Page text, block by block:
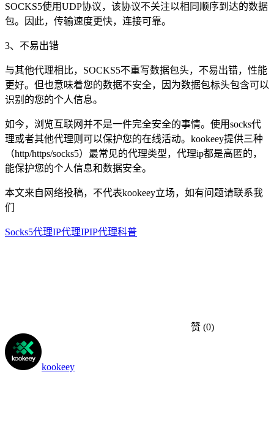
SOCKS5使用UDP协议，该协议不关注以相同顺序到达的数据
包。因此，传输速度更快，连接可靠。
3、不易出错
与其他代理相比，SOCKS5不重写数据包头，不易出错，性能
更好。但也意味着您的数据不安全，因为数据包标头包含可以
识别的您的个人信息。
如今，浏览互联网并不是一件完全安全的事情。使用socks代
理或者其他代理则可以保护您的在线活动。kookeey提供三种
（http/https/socks5）最常见的代理类型，代理ip都是高匿的，
能保护您的个人信息和数据安全。
本文来自网络投稿，不代表kookeey立场，如有问题请联系我
们
Socks5代理IP代理IPIP代理科普
赞 (0)
kookeey